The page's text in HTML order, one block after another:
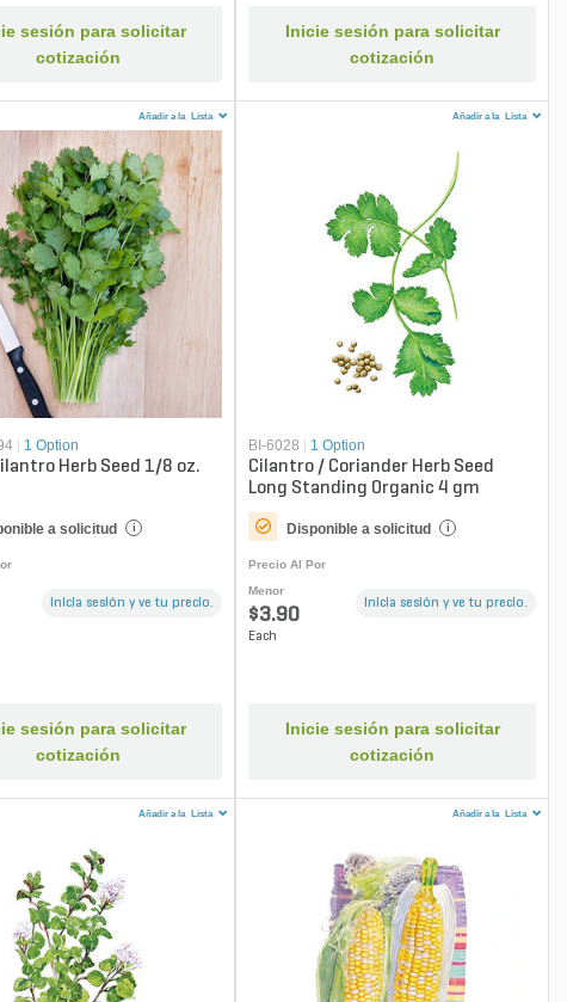
sesión para solicitar
cotización
Inicie sesión para solicitar
cotización
Añadir a la Lista
1 Option
Herb Seed 1/8 oz.
a solicitud i
Inicia sesión y ve tu precio.
sesión para solicitar
cotización
Añadir a la Lista
BI-6028 1 Option
Cilantro / Coriander Herb Seed
Long Standing Organic 4 gm
Disponible a solicitud i
Precio Al Por
Menor
$3.90
Each
Inicia sesión y ve tu precio.
Inicie sesión para solicitar
cotización
Añadir a la Lista Añadir a la Lista